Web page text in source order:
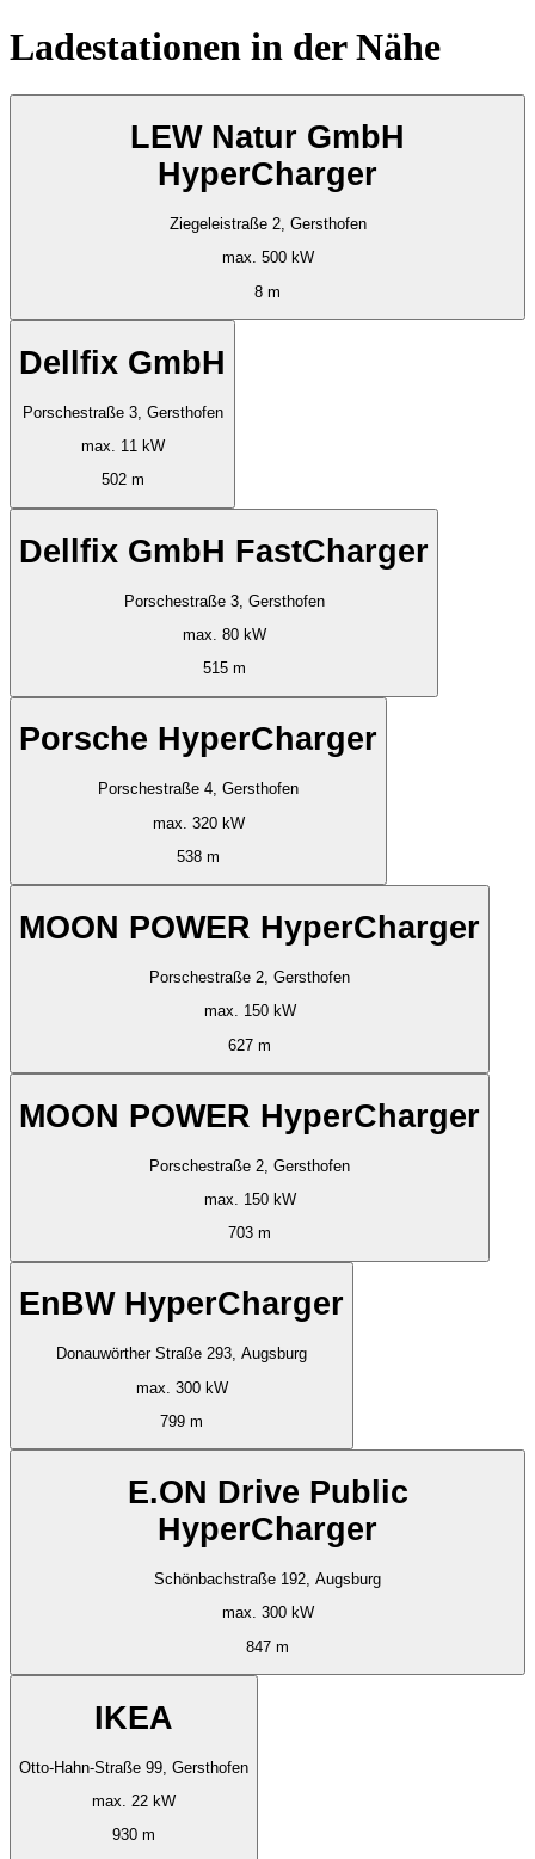
Ladestationen in der Nähe
LEW Natur GmbH
HyperCharger
Ziegeleistraße 2, Gersthofen
max. 500 kW
8 m
Dellfix GmbH
Porschestraße 3, Gersthofen
max. 11 kW
502 m
Dellfix GmbH FastCharger
Porschestraße 3, Gersthofen
max. 80 kW
515 m
Porsche HyperCharger
Porschestraße 4, Gersthofen
max. 320 kW
538 m
MOON POWER HyperCharger
Porschestraße 2, Gersthofen
max. 150 kW
627 m
MOON POWER HyperCharger
Porschestraße 2, Gersthofen
max. 150 kW
703 m
EnBW HyperCharger
Donauwörther Straße 293, Augsburg
max. 300 kW
799 m
E.ON Drive Public
HyperCharger
Schönbachstraße 192, Augsburg
max. 300 kW
847 m
IKEA
Otto-Hahn-Straße 99, Gersthofen
max. 22 kW
930 m